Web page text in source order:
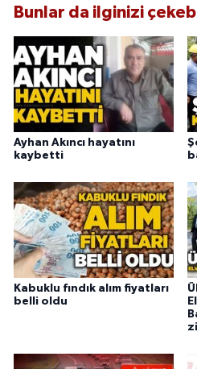
Bunlar da ilginizi
Ayhan Akıncı hayatını
kaybetti
Kabuklu fındık alım fiyatları
belli oldu